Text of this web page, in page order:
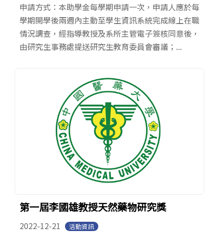
申請方式：本助學金每學期申請一次，申請人應於每
學期開學後兩週內主動至學生資訊系統完成線上在職
情況調查，經指導教授及系所主管電子簽核同意後，
由研究生事務處提送研究生教育委員會審議；...
第一屆李國雄教授天然藥物研究獎
2022-12-21 活動資訊